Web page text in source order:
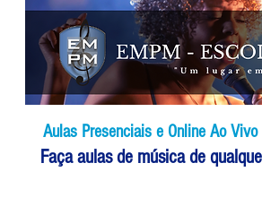
Aulas Presenciais e Online Ao Vivo
Faça aulas de música de